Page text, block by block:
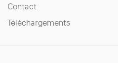
Contact
Téléchargements